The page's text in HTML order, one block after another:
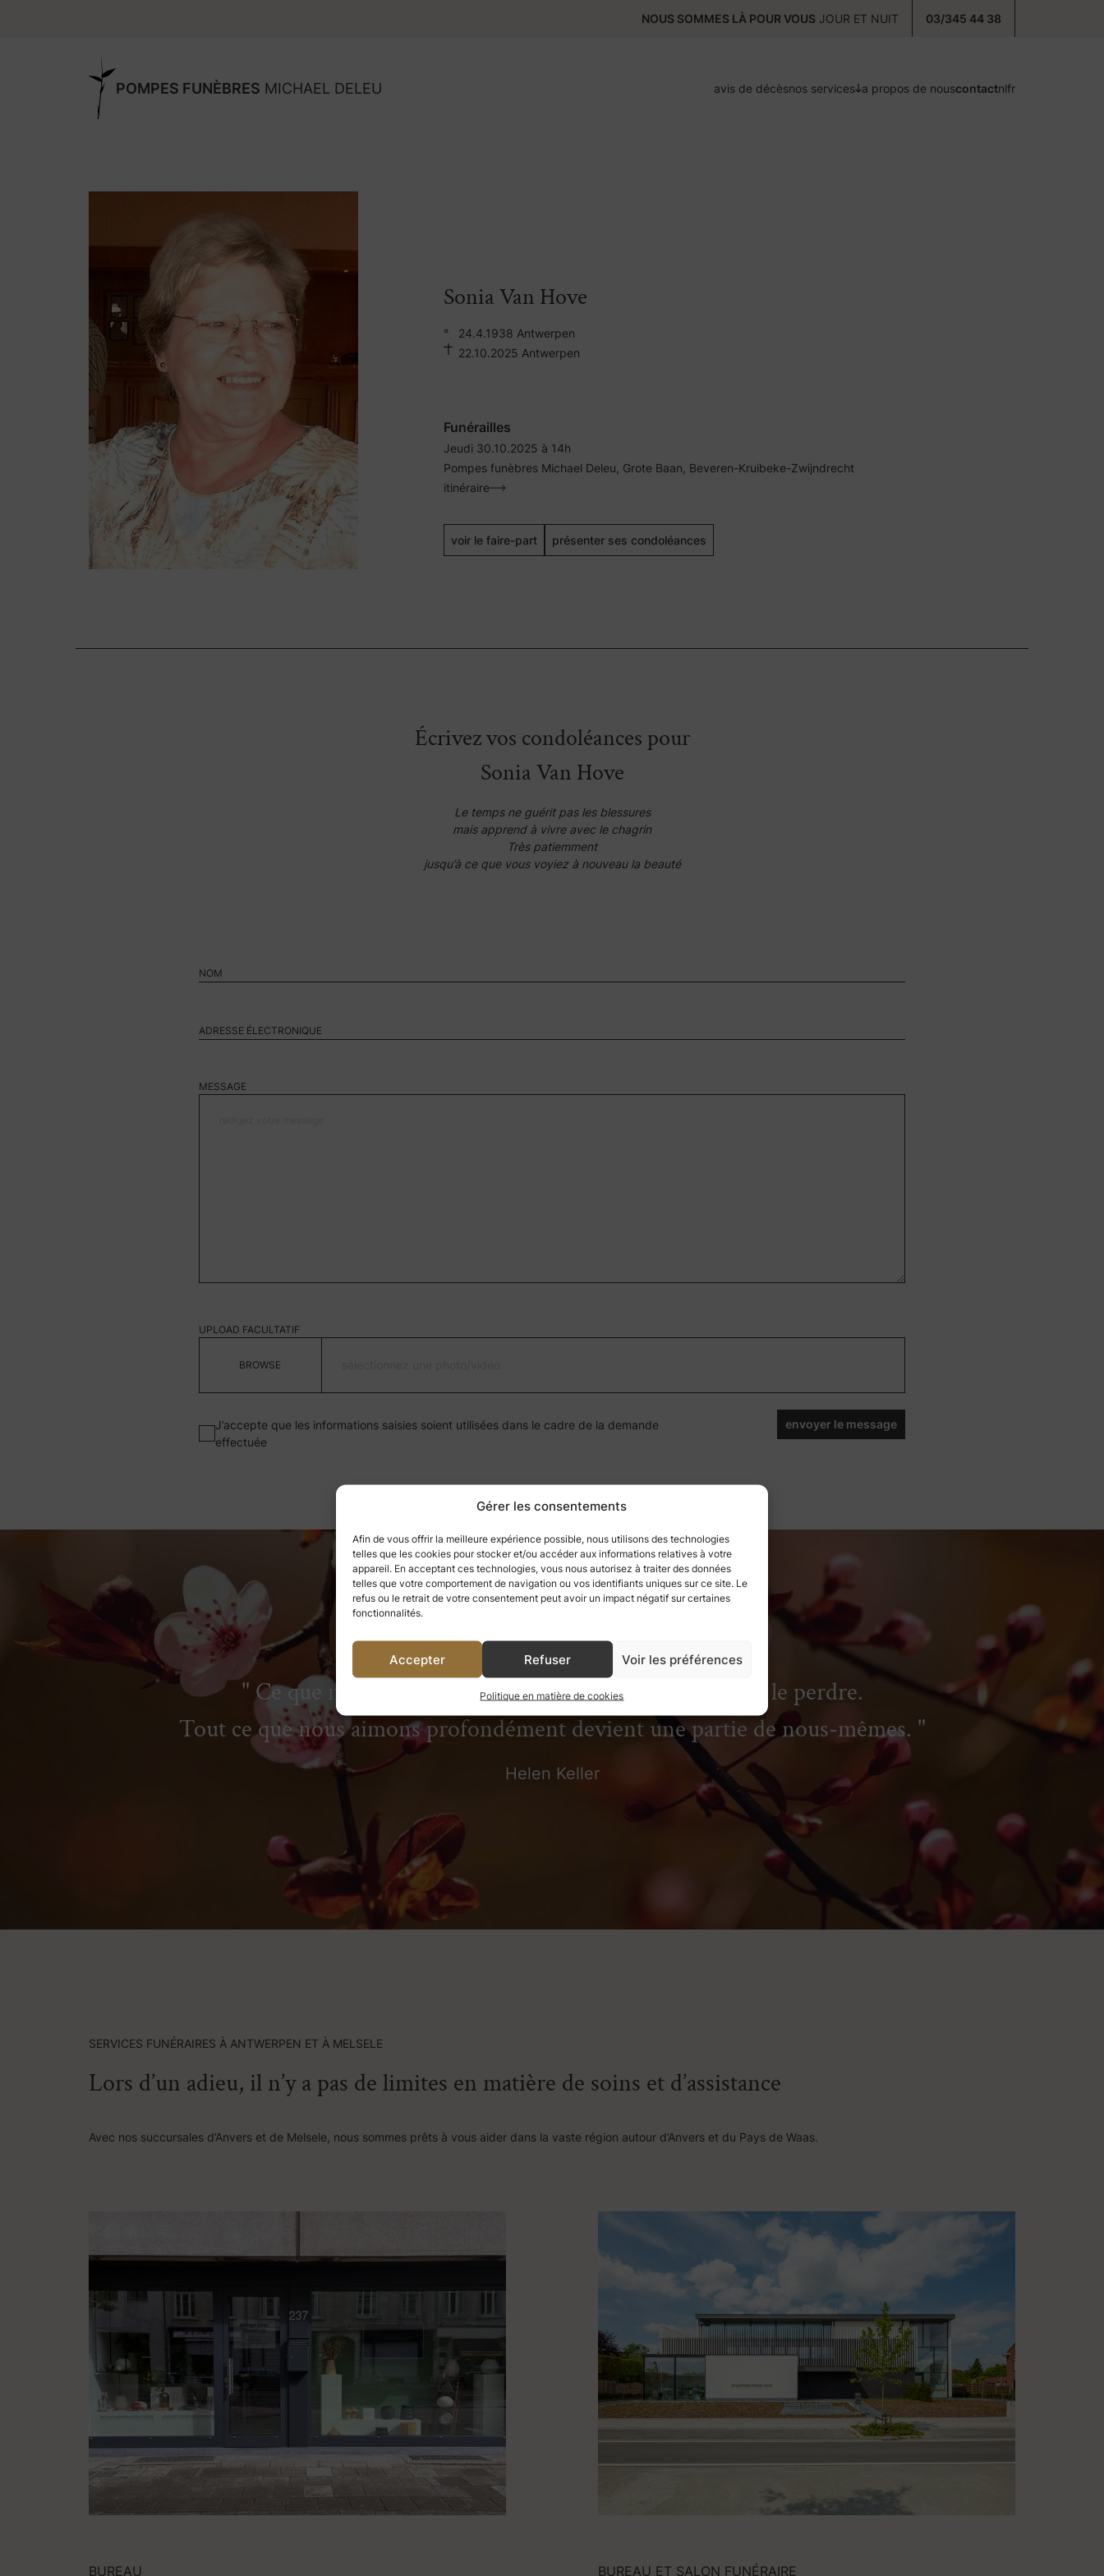
Gérer les consentements
Afin de vous offrir la meilleure expérience possible, nous utilisons des technologies
telles que les cookies pour stocker et/ou accéder aux informations relatives à votre
appareil. En acceptant ces technologies, vous nous autorisez à traiter des données
telles que votre comportement de navigation ou vos identifiants uniques sur ce site. Le
refus ou le retrait de votre consentement peut avoir un impact négatif sur certaines
fonctionnalités.
Accepter Refuser Voir les préférences
Politique en matière de cookies
NOUS SOMMES LÀ POUR VOUS JOUR ET NUIT 03/345 44 38
POMPES FUNÈBRES MICHAEL DELEU avis de décèsnos services a propos de nouscontactnlfr
Sonia Van Hove
°
24.4.1938 Antwerpen
22.10.2025 Antwerpen
Funérailles
Jeudi 30.10.2025 à 14h
Pompes funèbres Michael Deleu, Grote Baan, Beveren-Kruibeke-Zwijndrecht
itinéraire
voir le faire-part présenter ses condoléances
Écrivez vos condoléances pour
Sonia Van Hove
Le temps ne guérit pas les blessures
mais apprend à vivre avec le chagrin
Très patiemment
jusqu’à ce que vous voyiez à nouveau la beauté
MESSAGE
UPLOAD FACULTATIF
J’accepte que les informations saisies soient utilisées dans le cadre de la demande
effectuée
envoyer le message
Ce que nous avons apprécié, nous ne pouvons jamais le perdre.
Tout ce que nous aimons profondément devient une partie de nous-mêmes.
Helen Keller
SERVICES FUNÉRAIRES À ANTWERPEN ET À MELSELE
Lors d’un adieu, il n’y a pas de limites en matière de soins et d’assistance
Avec nos succursales d’Anvers et de Melsele, nous sommes prêts à vous aider dans la vaste région autour d’Anvers et du Pays de Waas.
BUREAU BUREAU ET SALON FUNÉRAIRE